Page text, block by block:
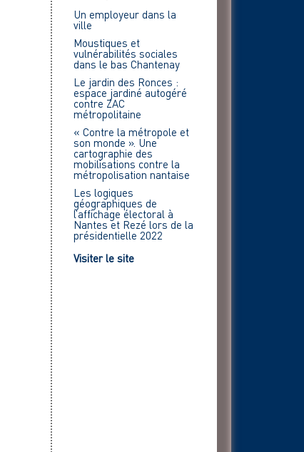
Un employeur dans la
ville
Moustiques et
vulnérabilités sociales
dans le bas Chantenay
Le jardin des Ronces :
espace jardiné autogéré
contre ZAC
métropolitaine
« Contre la métropole et
son monde ». Une
cartographie des
mobilisations contre la
métropolisation nantaise
Les logiques
géographiques de
l’affichage électoral à
Nantes et Rezé lors de la
présidentielle 2022
Visiter le site